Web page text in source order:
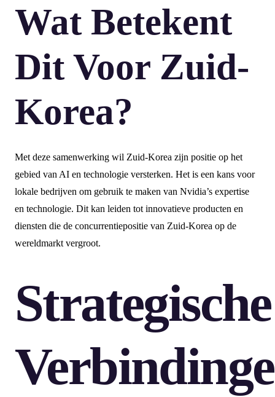
Wat Betekent
Dit Voor Zuid-
Korea?
Met deze samenwerking wil Zuid-Korea zijn positie op het
gebied van AI en technologie versterken. Het is een kans voor
lokale bedrijven om gebruik te maken van Nvidia’s expertise
en technologie. Dit kan leiden tot innovatieve producten en
diensten die de concurrentiepositie van Zuid-Korea op de
wereldmarkt vergroot.
Strategische